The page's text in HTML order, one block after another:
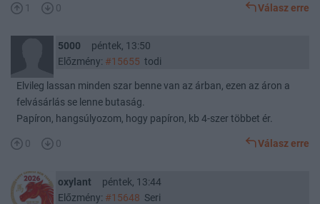
1 0 Válasz erre
5000
péntek, 13:50
Előzmény: #15655 todi
Elvileg lassan minden szar benne van az árban, ezen az áron a
felvásárlás se lenne butaság.
Papíron, hangsúlyozom, hogy papíron, kb 4-szer többet ér.
0 0 Válasz erre
oxylant
péntek, 13:44
Előzmény: #15648 Seri